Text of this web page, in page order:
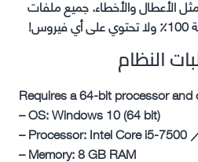
مثل الأعطال والأخطاء. جميع ملفات
النظام
Requires a 64-bit processor
– OS: Windows 10 (64 bit)
– Processor: Intel Core i5-7500
– Memory: 8 GB RAM